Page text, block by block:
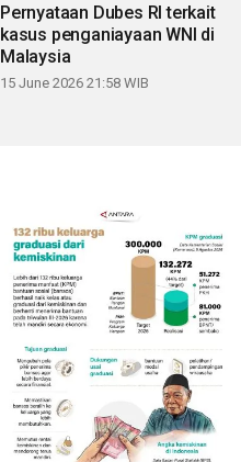
Pernyataan Dubes RI terkait
kasus penganiayaan WNI di
Malaysia
15 June 2026 21:58 WIB